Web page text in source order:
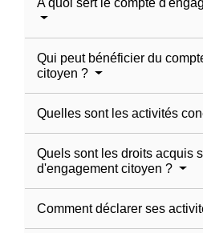
A quoi sert le compte
Qui peut bénéficier du
citoyen ?
Quelles sont les activités
Quels sont les droits acquis
d'engagement citoyen ?
Comment déclarer ses